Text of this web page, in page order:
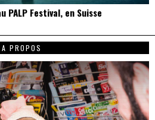
Festival, en Suisse
A PROPOS